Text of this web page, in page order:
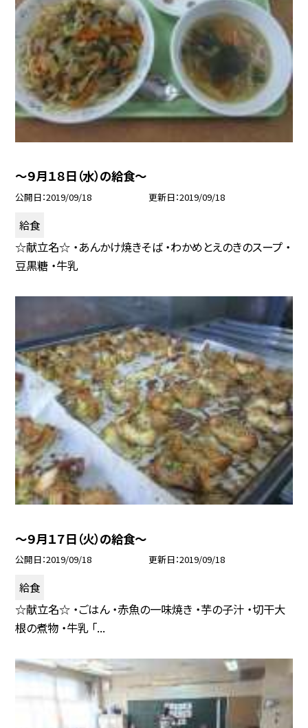
〜９月１８日（水）の給食〜
公開日 2019/09/18 更新日 2019/09/18
給食
☆献立名☆ ・あんかけ焼きそば ・わかめとえのきのスープ ・
豆黒糖 ・牛乳
〜９月１７日（火）の給食〜
公開日 2019/09/18 更新日 2019/09/18
給食
☆献立名☆ ・ごはん ・赤魚の一味焼き ・芋の子汁 ・切干大
根の煮物 ・牛乳 「...